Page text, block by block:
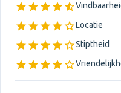
Locatie
Stiptheid